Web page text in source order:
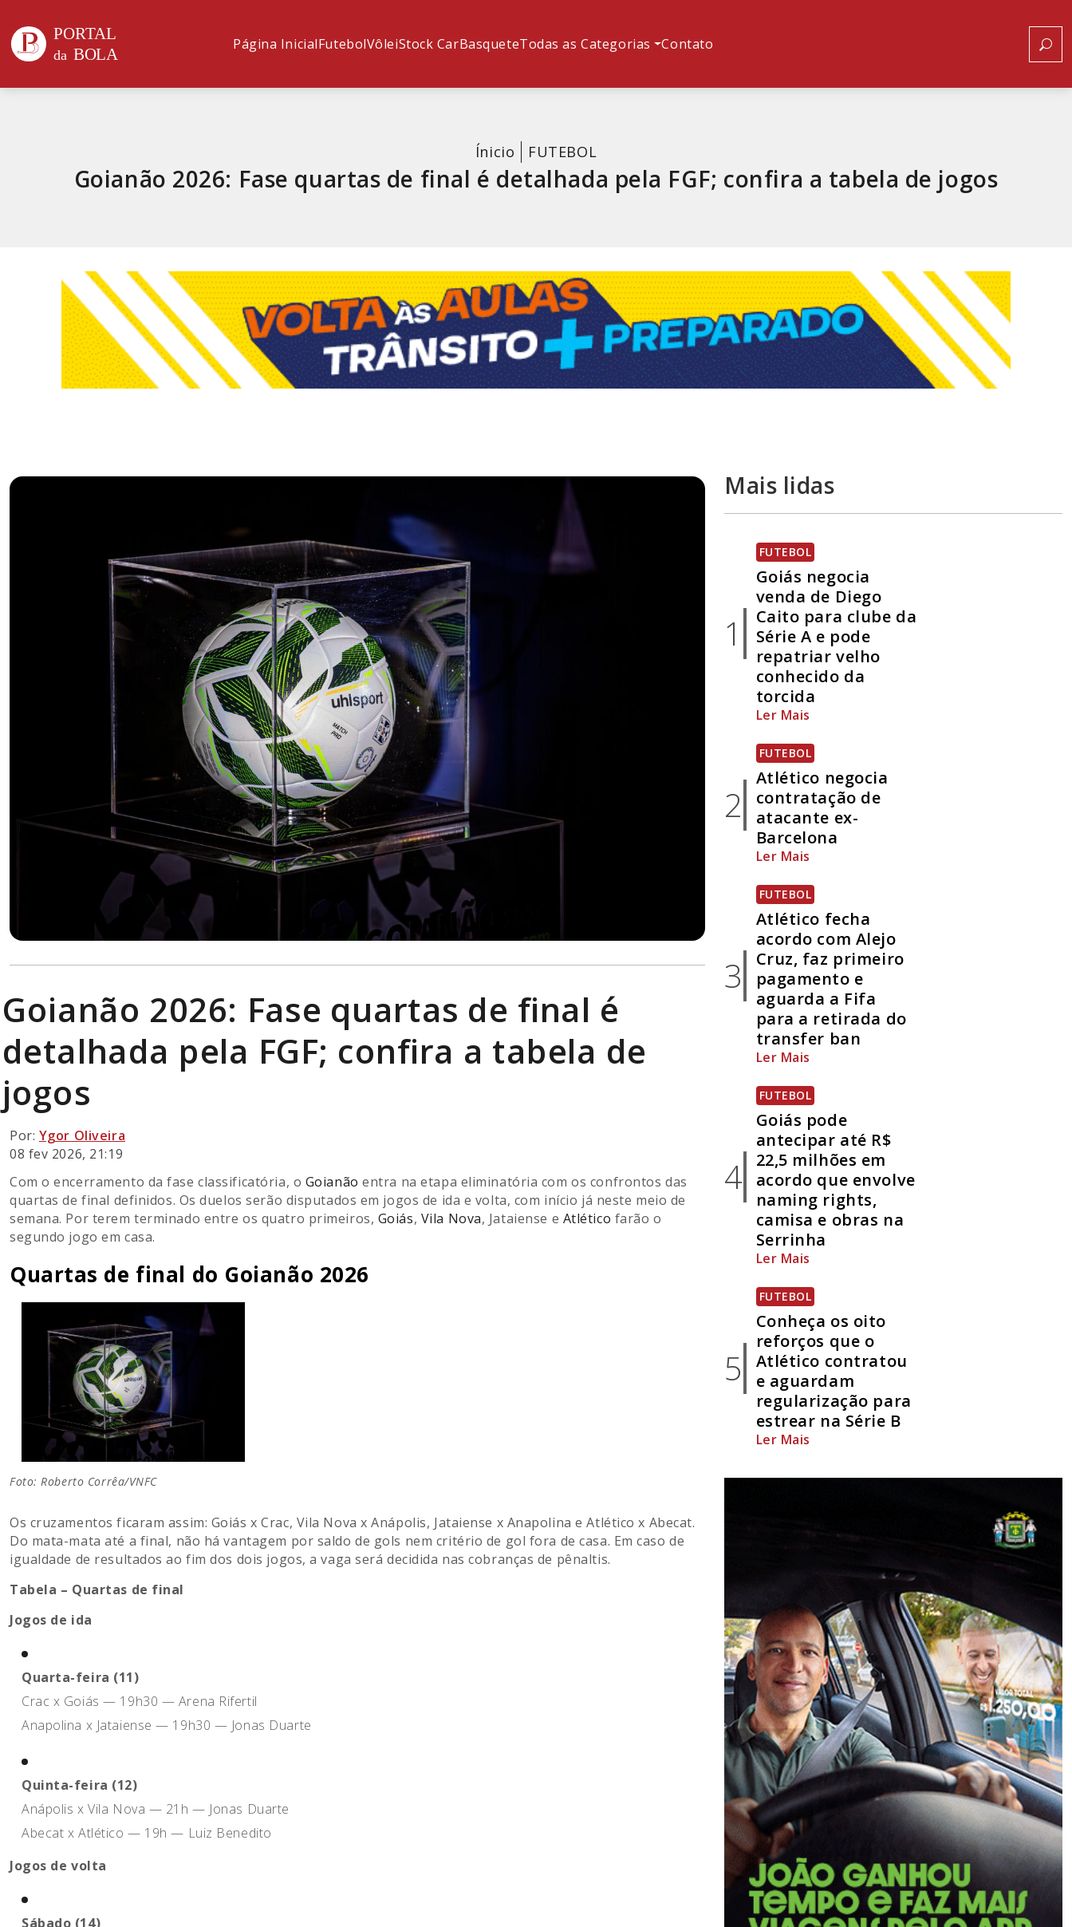
Página InicialFutebolVôleiStock CarBasqueteTodas as Categorias Contato
Ínicio FUTEBOL
Goianão 2026: Fase quartas de final é detalhada pela FGF; confira a tabela de jogos
Goianão 2026: Fase quartas de final é
detalhada pela FGF; confira a tabela de
jogos
Por: Ygor Oliveira
08 fev 2026, 21:19
Com o encerramento da fase classificatória, o Goianão entra na etapa eliminatória com os confrontos das
quartas de final definidos. Os duelos serão disputados em jogos de ida e volta, com início já neste meio de
semana. Por terem terminado entre os quatro primeiros, Goiás, Vila Nova, Jataiense e Atlético farão o
segundo jogo em casa.
Quartas de final do Goianão 2026
Foto: Roberto Corrêa/VNFC
Os cruzamentos ficaram assim: Goiás x Crac, Vila Nova x Anápolis, Jataiense x Anapolina e Atlético x Abecat.
Do mata-mata até a final, não há vantagem por saldo de gols nem critério de gol fora de casa. Em caso de
igualdade de resultados ao fim dos dois jogos, a vaga será decidida nas cobranças de pênaltis.
Tabela – Quartas de final
Jogos de ida
Quarta-feira (11)
Crac x Goiás — 19h30 — Arena Rifertil
Anapolina x Jataiense — 19h30 — Jonas Duarte
Quinta-feira (12)
Anápolis x Vila Nova — 21h — Jonas Duarte
Abecat x Atlético — 19h — Luiz Benedito
Jogos de volta
Sábado (14)
Mais lidas
1
FUTEBOL
Goiás negocia
venda de Diego
Caito para clube da
Série A e pode
repatriar velho
conhecido da
torcida
Ler Mais
2
FUTEBOL
Atlético negocia
contratação de
atacante ex-
Barcelona
Ler Mais
3
FUTEBOL
Atlético fecha
acordo com Alejo
Cruz, faz primeiro
pagamento e
aguarda a Fifa
para a retirada do
transfer ban
Ler Mais
4
FUTEBOL
Goiás pode
antecipar até R$
22,5 milhões em
acordo que envolve
naming rights,
camisa e obras na
Serrinha
Ler Mais
5
FUTEBOL
Conheça os oito
reforços que o
Atlético contratou
e aguardam
regularização para
estrear na Série B
Ler Mais